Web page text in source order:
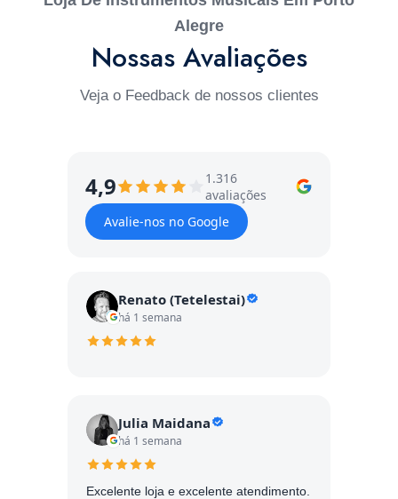
Alegre
Nossas Avaliações
Veja o Feedback de nossos clientes
4,9
1.316
avaliações
Avalie-nos no Google
Renato (Tetelestai)
há 1 semana
Julia Maidana
há 1 semana
Excelente loja e excelente atendimento.